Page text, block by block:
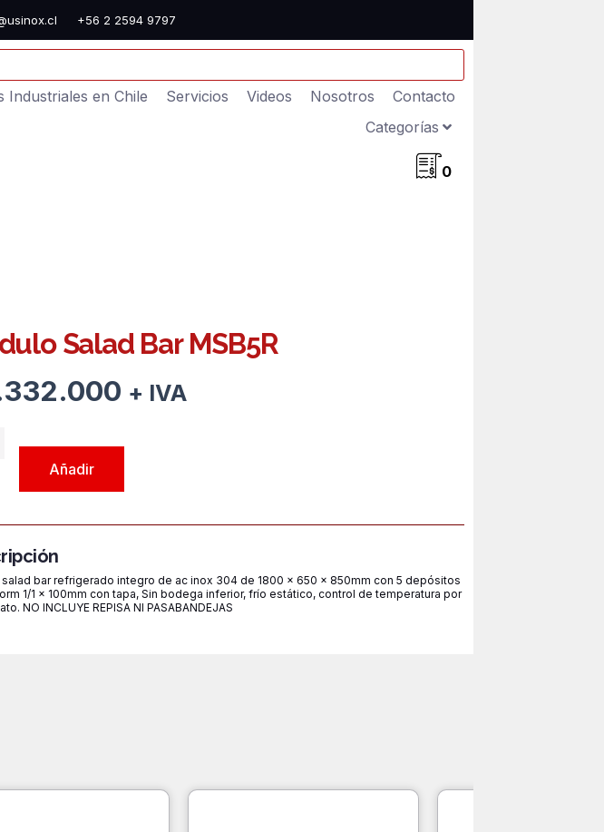
+56 2 2594 9797
Industriales en Chile
Servicios Videos Nosotros
Contacto
Categorías
0
Salad Bar MSB5R
+ IVA
Añadir
bar refrigerado integro de ac inox 304 de 1800 x 650 x 850mm con 5 depósitos
1/1 x 100mm con tapa, Sin bodega inferior, frío estático, control de temperatura por
NO INCLUYE REPISA NI PASABANDEJAS